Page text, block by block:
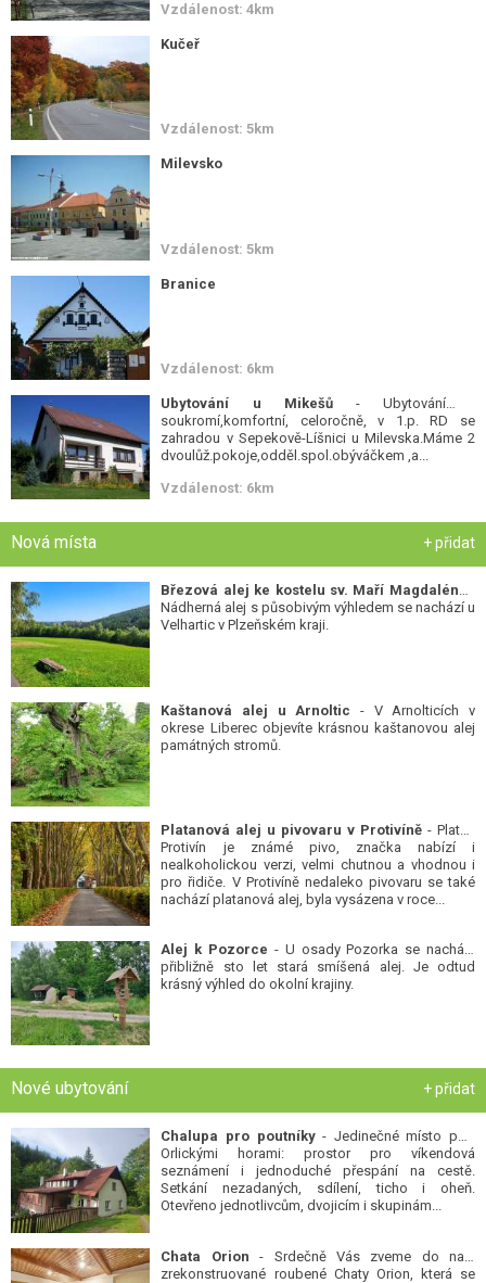
Vzdálenost: 4km
Kučeř
Vzdálenost: 5km
Milevsko
Vzdálenost: 5km
Branice
Vzdálenost: 6km
Ubytování u Mikešů- Ubytování v
soukromí,komfortní, celoročně, v 1.p. RD se
zahradou v Sepekově-Líšnici u Milevska.Máme 2
dvoulůž.pokoje,odděl.spol.obýváčkem ,a...
Vzdálenost: 6km
Nová místa + přidat
Březová alej ke kostelu sv. Maří Magdalény-
Nádherná alej s působivým výhledem se nachází u
Velhartic v Plzeňském kraji.
Kaštanová alej u Arnoltic - V Arnolticích v
okrese Liberec objevíte krásnou kaštanovou alej
památných stromů.
Platanová alej u pivovaru v Protivíně - Platan
Protivín je známé pivo, značka nabízí i
nealkoholickou verzi, velmi chutnou a vhodnou i
pro řidiče. V Protivíně nedaleko pivovaru se také
nachází platanová alej, byla vysázena v roce...
Alej k Pozorce - U osady Pozorka se nachází
přibližně sto let stará smíšená alej. Je odtud
krásný výhled do okolní krajiny.
Nové ubytování + přidat
Chalupa pro poutníky- Jedinečné místo pod
Orlickými horami: prostor pro víkendová
seznámení i jednoduché přespání na cestě.
Setkání nezadaných, sdílení, ticho i oheň.
Otevřeno jednotlivcům, dvojicím i skupinám...
Chata Orion - Srdečně Vás zveme do naší
zrekonstruované roubené Chaty Orion, která se